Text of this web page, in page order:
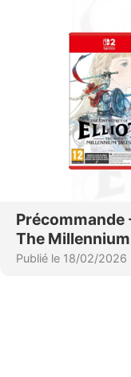
Précommande
The
Publié le 18/02/2026